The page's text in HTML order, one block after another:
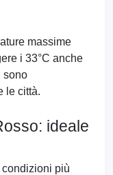
massime
i 33°C anche
sono
le città.
ideale
condizioni più